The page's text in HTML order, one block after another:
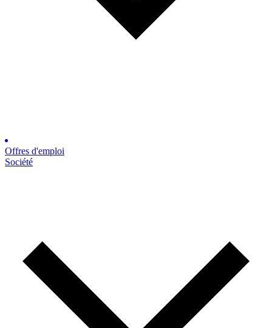
Offres d'emploi
Société